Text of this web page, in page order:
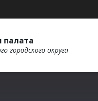
палата
городского округа